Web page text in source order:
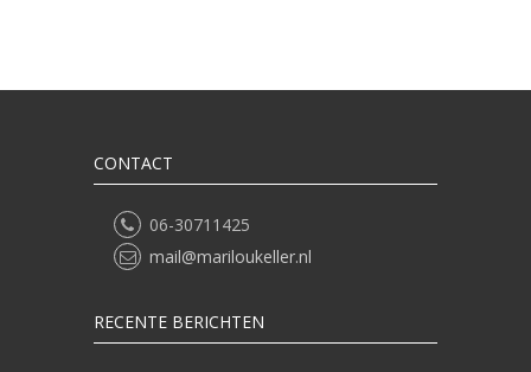
CONTACT
06-30711425
mail@mariloukeller.nl
RECENTE BERICHTEN